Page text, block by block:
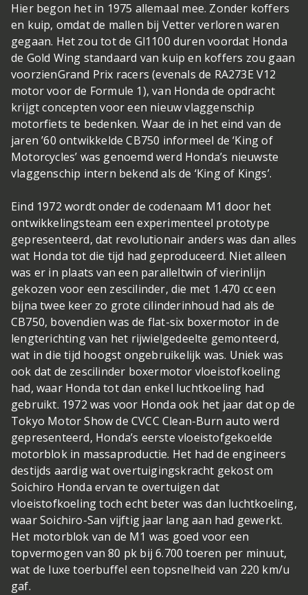
Hier begon het in 1975 allemaal mee. Zonder koffers
en kuip, omdat de mallen bij Vetter verloren waren
gegaan. Het zou tot de Gl1100 duren voordat Honda
de Gold Wing standaard van kuip en koffers zou gaan
voorzienGrand Prix racers (evenals de RA273E V12
motor voor de Formule 1), van Honda de opdracht
krijgt concepten voor een nieuw vlaggenschip
motorfiets te bedenken. Waar de in het eind van de
jaren ’60 ontwikkelde CB750 informeel de ‘King of
Motorcycles’ was genoemd werd Honda’s nieuwste
vlaggenschip intern bekend als de ‘King of Kings’.
Eind 1972 wordt onder de codenaam M1 door het
ontwikkelingsteam een experimenteel prototype
gepresenteerd, dat revolutionair anders was dan alles
wat Honda tot die tijd had geproduceerd. Niet alleen
was er in plaats van een paralleltwin of vierinlijn
gekozen voor een zescilinder, die met 1.470 cc een
bijna twee keer zo grote cilinderinhoud had als de
CB750, bovendien was de flat-six boxermotor in de
lengterichting van het rijwielgedeelte gemonteerd,
wat in die tijd hoogst ongebruikelijk was. Uniek was
ook dat de zescilinder boxermotor vloeistofkoeling
had, waar Honda tot dan enkel luchtkoeling had
gebruikt. 1972 was voor Honda ook het jaar dat op de
Tokyo Motor Show de CVCC Clean-Burn auto werd
gepresenteerd, Honda’s eerste vloeistofgekoelde
motorblok in massaproductie. Het had de engineers
destijds aardig wat overtuigingskracht gekost om
Soichiro Honda ervan te overtuigen dat
vloeistofkoeling toch echt beter was dan luchtkoeling,
waar Soichiro-San vijftig jaar lang aan had gewerkt.
Het motorblok van de M1 was goed voor een
topvermogen van 80 pk bij 6.700 toeren per minuut,
wat de luxe toerbuffel een topsnelheid van 220 km/u
gaf.